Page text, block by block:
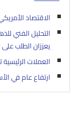
الاقتصاد
التحليل الفني
يعززان الطلب على
العملات الرئيسية
ارتفاع عام في